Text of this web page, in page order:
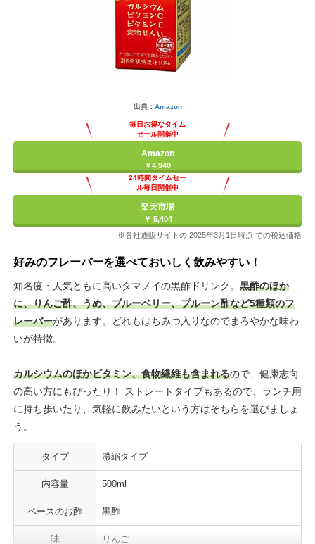
出典： Amazon
毎日お得なタイム
セール開催中
Amazon
￥4,940
24時間タイムセー
ル毎日開催中
楽天市場
￥ 5,404
※各社通販サイトの 2025年3月1日時点 での税込価格
好みのフレーバーを選べておいしく飲みやすい！
知名度・人気ともに高いタマノイの黒酢ドリンク。 黒酢のほか
に、りんご酢、うめ、ブルーベリー、プルーン酢など5種類のフ
レーバーがあります。どれもはちみつ入りなのでまろやかな味わ
いが特徴。
カルシウムのほかビタミン、食物繊維も含まれるので、健康志向
の高い方にもぴったり！ ストレートタイプもあるので、ランチ用
に持ち歩いたり、気軽に飲みたいという方はそちらを選びましょ
う。
タイプ 濃縮タイプ
内容量 500ml
ベースのお酢 黒酢
味 りんご